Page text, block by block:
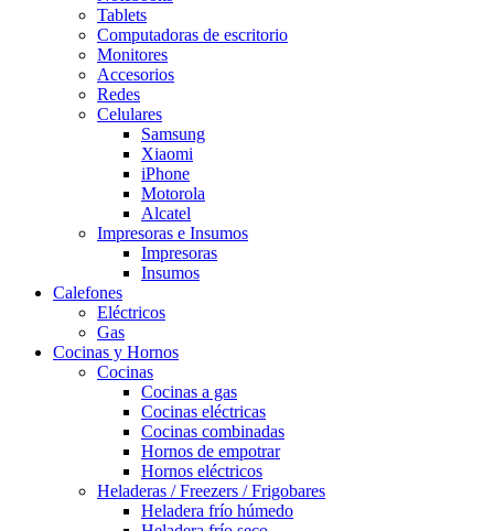
Tablets
Computadoras de escritorio
Monitores
Accesorios
Redes
Celulares
Samsung
Xiaomi
iPhone
Motorola
Alcatel
Impresoras e Insumos
Impresoras
Insumos
Calefones
Eléctricos
Gas
Cocinas y Hornos
Cocinas
Cocinas a gas
Cocinas eléctricas
Cocinas combinadas
Hornos de empotrar
Hornos eléctricos
Heladeras / Freezers / Frigobares
Heladera frío húmedo